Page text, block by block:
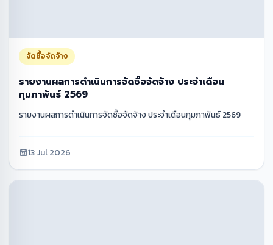
จัดซื้อจัดจ้าง
รายงานผลการดำเนินการจัดซื้อจัดจ้าง ประจำเดือน
กุมภาพันธ์ 2569
รายงานผลการดำเนินการจัดซื้อจัดจ้าง ประจำเดือนกุมภาพันธ์ 2569
13 Jul 2026